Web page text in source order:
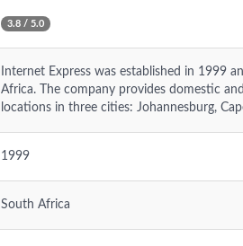
3.8 / 5.0
Internet Express was established in 1999
Africa. The company provides domestic
locations in three cities: Johannesburg,
1999
South Africa